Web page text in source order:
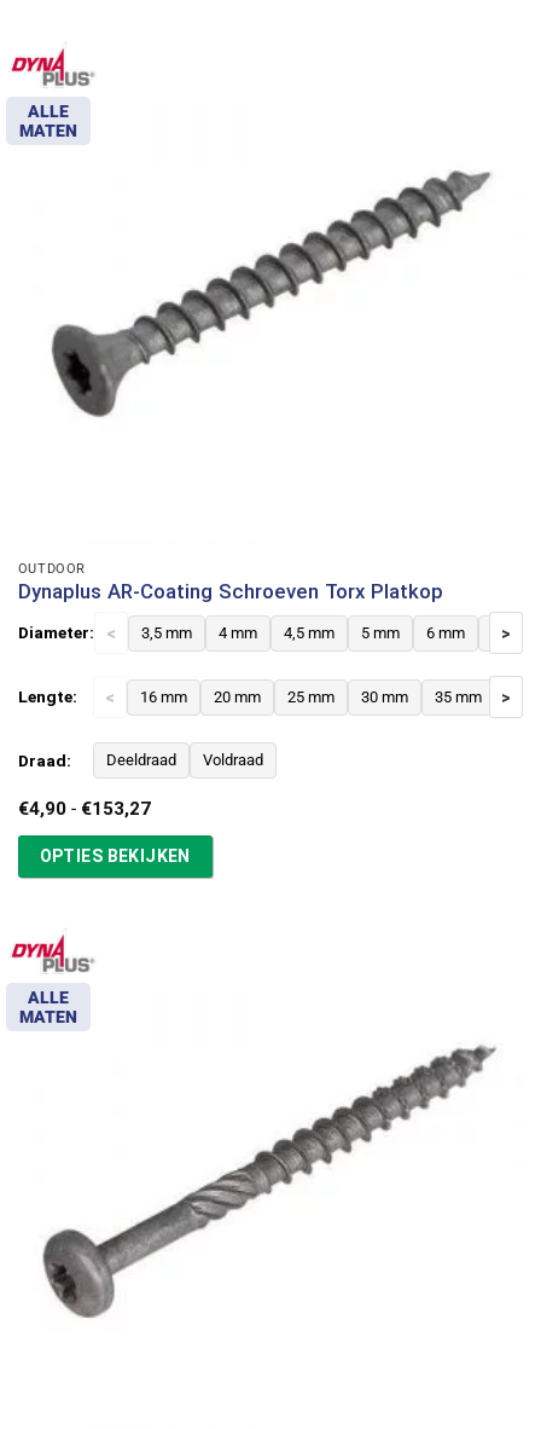
ALLE
MATEN
OUTDOOR
Dynaplus AR-Coating Schroeven Torx Platkop
Diameter: < 3,5 mm 4 mm 4,5 mm 5 mm 6 mm 8 mm
>
Lengte: < 16 mm 20 mm 25 mm 30 mm 35 mm 40
>
Draad: Deeldraad Voldraad
€4,90 - €153,27Prijsklasse:
tot
€153,27
OPTIES BEKIJKEN
ALLE
MATEN